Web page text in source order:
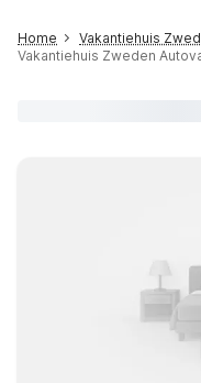
Home
Vakantiehuis
Vakantiehuis Zweden